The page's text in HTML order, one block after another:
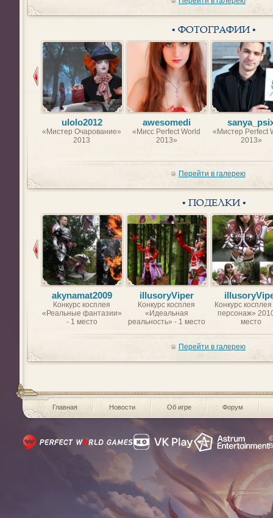
• ФОТОГРАФИИ •
ulolo2012
«Мистер Очарование»
2013
awesomedi
«Мисс Perfect World
2013»
«Мистер Perfect
2013»
Перейти в галерею
• ПОДЕЛКИ •
akynamat2009
Конкурс косплея
«Реальные фантазии»
- 1 место
illusoryViper
Конкурс косплея
«Идеальная
реальность» - 1 место
Конкурс
персонаж»
место
Перейти в галерею
Главная Новости Об игре Форум